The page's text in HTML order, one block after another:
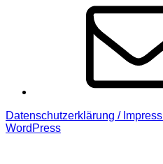
Datenschutzerklärung /
WordPress